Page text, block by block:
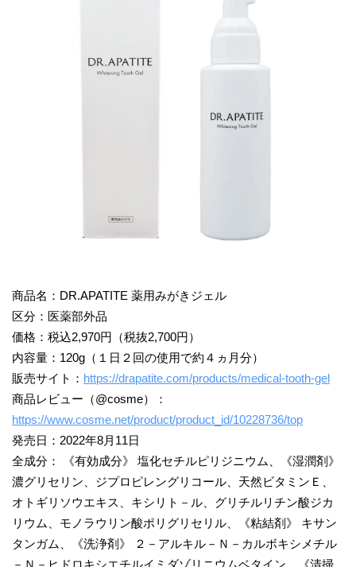
商品名：DR.APATITE 薬用みがきジェル
区分：医薬部外品
価格：税込2,970円（税抜2,700円）
内容量：120g（１日２回の使用で約４ヵ月分）
販売サイト： https://drapatite.com/products/medical-tooth-gel
商品レビュー（@cosme）：
https://www.cosme.net/product/product_id/10228736/top
発売日：2022年8月11日
全成分： 《有効成分》 塩化セチルピリジニウム、《湿潤剤》
濃グリセリン、ジプロピレングリコール、天然ビタミンＥ、
オトギリソウエキス、キシリト－ル、グリチルリチン酸ジカ
リウム、モノラウリン酸ポリグリセリル、《粘結剤》 キサン
タンガム、《洗浄剤》 ２－アルキル－Ｎ－カルボキシメチル
－Ｎ－ヒドロキシエチルイミダゾリニウムベタイン、《清掃